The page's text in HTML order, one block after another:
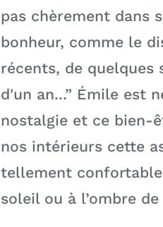
pas chèrement dans
bonheur, comme le
récents, de quelques
d'un an...” Émile est
nostalgie et ce bien-
nos intérieurs cette
tellement
soleil ou à l’ombre